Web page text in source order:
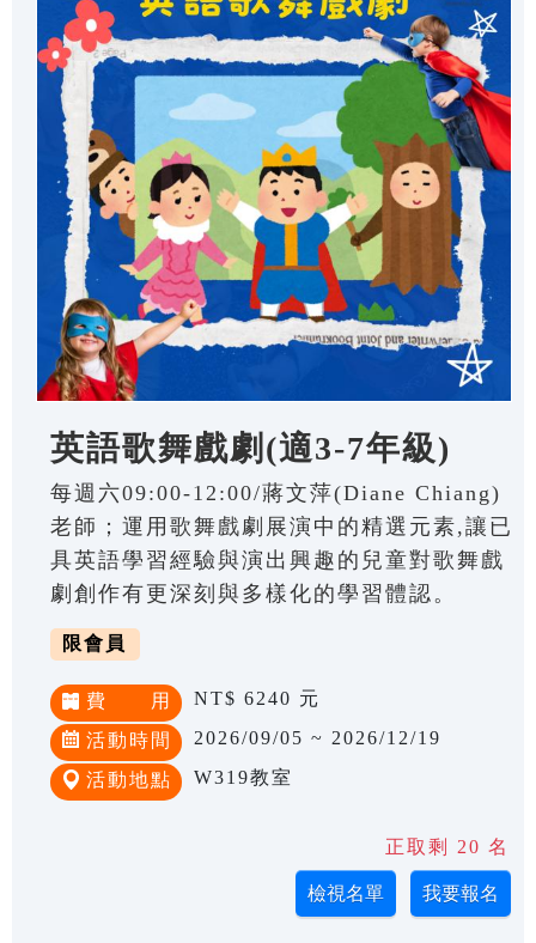
英語歌舞戲劇(適3-7年級)
每週六09:00-12:00/蔣文萍(Diane Chiang)
老師；運用歌舞戲劇展演中的精選元素,讓已
具英語學習經驗與演出興趣的兒童對歌舞戲
劇創作有更深刻與多樣化的學習體認。
限會員
費 用 NT$ 6240 元
活動時間 2026/09/05 ~ 2026/12/19
活動地點 W319教室
正取剩 20 名